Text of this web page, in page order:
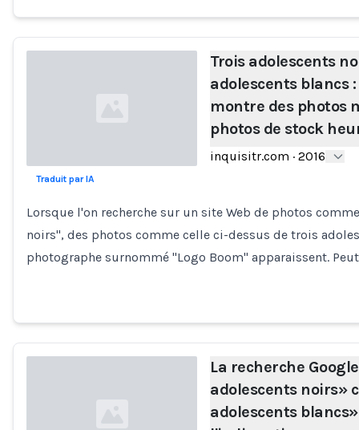
Trois adolescents
adolescents blancs
montre des photos
photos de stock
inquisitr.com · 2016
Traduit par IA
Lorsque l'on recherche sur un site Web de photos
noirs", des photos comme celle ci-dessus de trois
photographe surnommé "Logo Boom" apparaissent.
La recherche
adolescents noirs»
adolescents